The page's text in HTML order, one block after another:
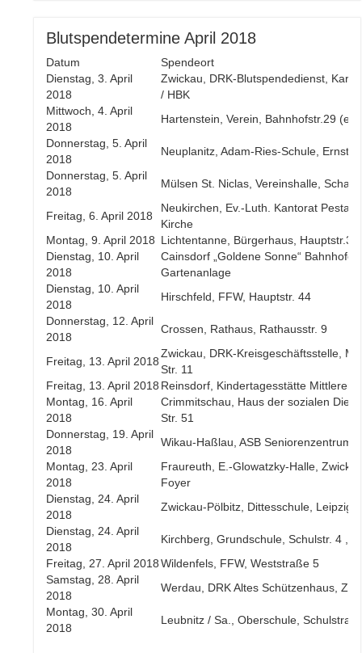
Blutspendetermine April 2018
Datum
Spendeort
Dienstag, 3. April
2018
Zwickau, DRK-Blutspendedienst, Karl-
/ HBK
Mittwoch, 4. April
2018
Hartenstein, Verein, Bahnhofstr.29
Donnerstag, 5. April
2018
Neuplanitz, Adam-Ries-Schule, Ernst-
Donnerstag, 5. April
2018
Mülsen St. Niclas, Vereinshalle,
Freitag, 6. April 2018
Neukirchen, Ev.-Luth. Kantorat
Kirche
Montag, 9. April 2018 Lichtentanne, Bürgerhaus,
Dienstag, 10. April
2018
Cainsdorf „Goldene Sonne“
Gartenanlage
Dienstag, 10. April
2018
Hirschfeld, FFW, Hauptstr. 44
Donnerstag, 12. April
2018
Crossen, Rathaus, Rathausstr. 9
Freitag, 13. April 2018
Zwickau, DRK-Kreisgeschäftsstelle,
Str. 11
Freitag, 13. April 2018 Reinsdorf, Kindertagesstätte Mittlerer
Montag, 16. April
2018
Crimmitschau, Haus der sozialen
Str. 51
Donnerstag, 19. April
2018
Wikau-Haßlau, ASB Seniorenzentrum,
Montag, 23. April
2018
Fraureuth, E.-Glowatzky-Halle,
Foyer
Dienstag, 24. April
2018
Zwickau-Pölbitz, Dittesschule,
Dienstag, 24. April
2018
Kirchberg, Grundschule, Schulstr. 4 ,
Freitag, 27. April 2018 Wildenfels, FFW, Weststraße 5
Samstag, 28. April
2018
Werdau, DRK Altes Schützenhaus,
Montag, 30. April
2018
Leubnitz / Sa., Oberschule,